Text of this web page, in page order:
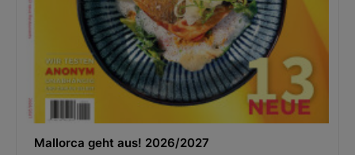
Mallorca geht aus! 2026/2027